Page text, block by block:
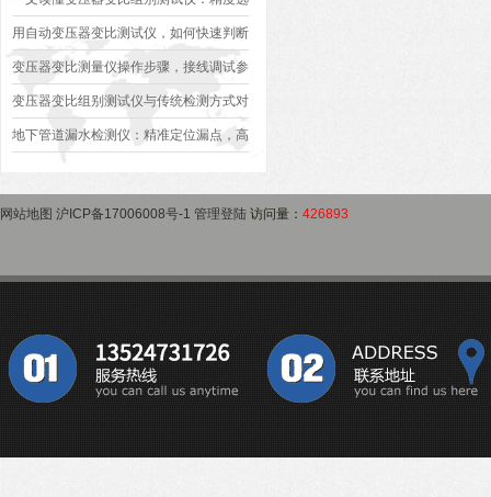
异常排查方案
型、接线规范、报告生成全流程标准化操
作指南
用自动变压器变比测试仪，如何快速判断
变压器是否合格？
变压器变比测量仪操作步骤，接线调试参
数设定变比测试数据保存使用教程
变压器变比组别测试仪与传统检测方式对
比：精度、速度与安全性深度分析
地下管道漏水检测仪：精准定位漏点，高
网站地图 沪ICP备17006008号-1 管理登陆 访问量： 426893